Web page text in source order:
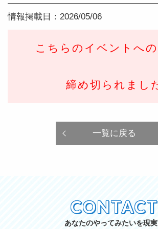
情報掲載日：2026/05/06
こちらのイベントへ
締め切られまし
一覧に戻る
CONTACT
あなたのやってみたいを現